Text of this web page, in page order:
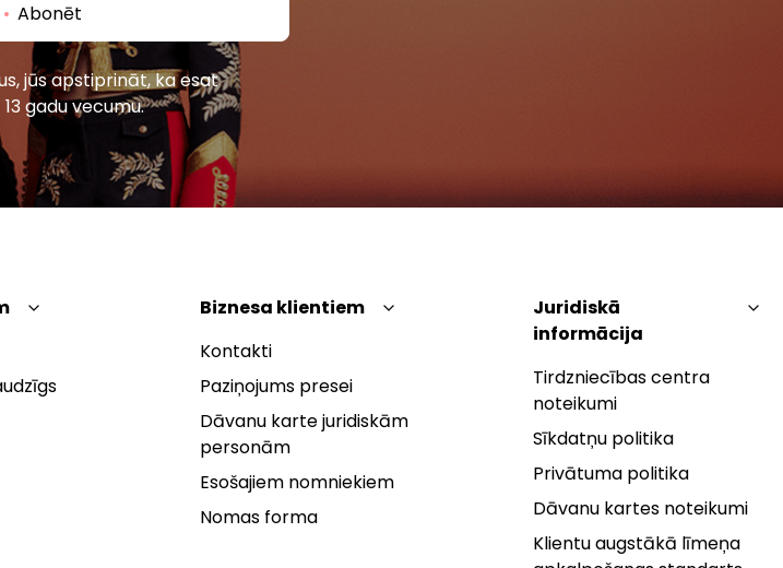
Abonēt
jūs apstiprināt, ka esat
gadu vecumu.
Biznesa klientiem
Kontakti
Paziņojums presei
Dāvanu karte juridiskām
personām
Esošajiem nomniekiem
Nomas forma
Juridiskā
informācija
Tirdzniecības centra
noteikumi
Sīkdatņu politika
Privātuma politika
Dāvanu kartes noteikumi
Klientu augstākā līmeņa